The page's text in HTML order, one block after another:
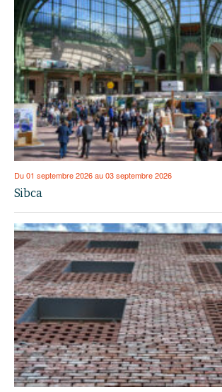
Du 01 septembre 2026 au 03 septembre 2026
Sibca